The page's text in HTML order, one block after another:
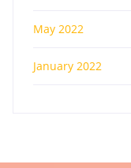
May 2022
January 2022